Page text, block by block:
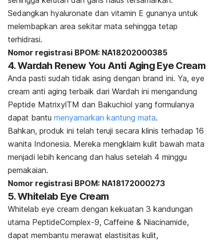
Sedangkan hyaluronate dan vitamin E gunanya untuk
melembapkan area sekitar mata sehingga tetap
terhidrasi.
Nomor registrasi BPOM: NA18202000385
4. Wardah Renew You Anti Aging Eye Cream
Anda pasti sudah tidak asing dengan brand ini. Ya, eye
cream anti aging terbaik dari Wardah ini mengandung
Peptide MatrixylTM dan Bakuchiol yang formulanya
dapat bantu menyamarkan kantung mata.
Bahkan, produk ini telah teruji secara klinis terhadap 16
wanita Indonesia. Mereka mengklaim kulit bawah mata
menjadi lebih kencang dan halus setelah 4 minggu
pemakaian.
Nomor registrasi BPOM: NA18172000273
5. Whitelab Eye Cream
Whitelab eye cream dengan kekuatan 3 kandungan
utama PeptideComplex-9, Caffeine & Niacinamide,
dapat membantu merawat elastisitas kulit,